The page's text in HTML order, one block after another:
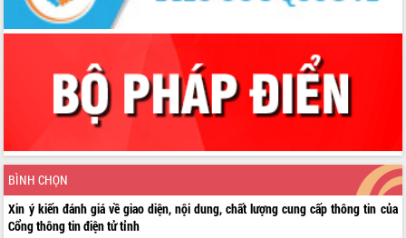
BÌNH CHỌN
Xin ý kiến đánh giá về giao diện, nội dung, chất lượng cung cấp thông tin của
Cổng thông tin điện tử tỉnh